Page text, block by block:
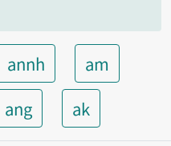
annh
am
ang ak